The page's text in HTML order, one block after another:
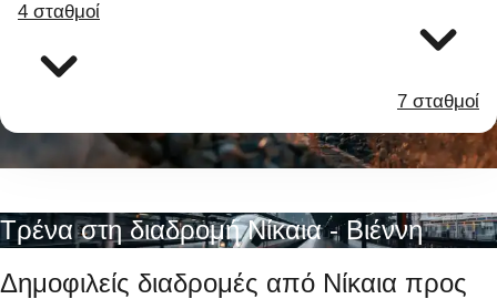
4 σταθμοί
7 σταθμοί
Τρένα στη διαδρομή Νίκαια - Βιέννη
Δημοφιλείς διαδρομές από Νίκαια προς